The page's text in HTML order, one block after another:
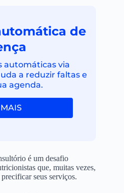
de
automáticas via
a reduzir faltas e
agenda.
é um desafio
que, muitas vezes,
seus serviços.